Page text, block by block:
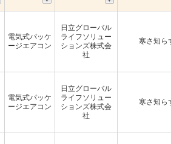
電気式パッケ
ージエアコン
日立グローバル
ライフソリュー
ションズ株式会
社
寒さ知ら
電気式パッケ
ージエアコン
日立グローバル
ライフソリュー
ションズ株式会
社
寒さ知ら